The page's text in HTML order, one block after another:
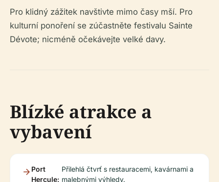
Pro klidný zážitek navštivte mimo časy mší. Pro
kulturní ponoření se zúčastněte festivalu Sainte
Dévote; nicméně očekávejte velké davy.
Blízké atrakce a
vybavení
Port
Hercule:
Přilehlá čtvrť s restauracemi, kavárnami a
malebnými výhledy.